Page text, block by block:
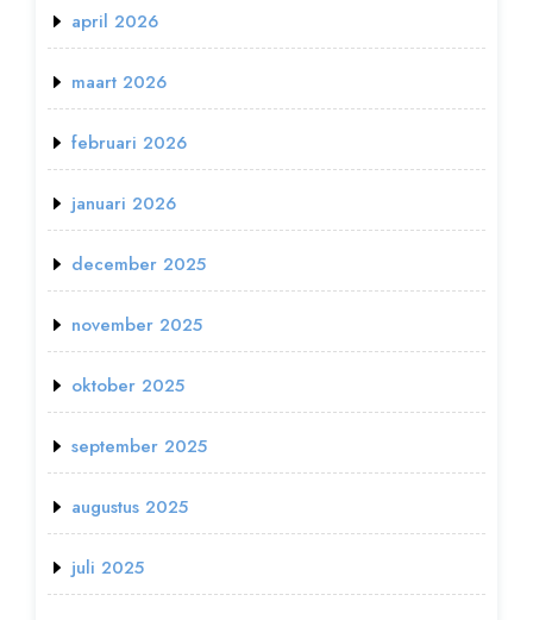
april 2026
maart 2026
februari 2026
januari 2026
december 2025
november 2025
oktober 2025
september 2025
augustus 2025
juli 2025